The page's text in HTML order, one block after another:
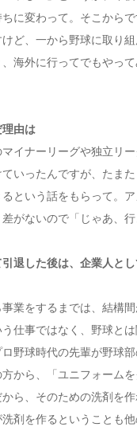
に変わって。そこから
ど、一から野球に取り
海外に行ってでもやっ
由は
イナーリーグや独立リ
ていったんですが、たま
という話をもらって。
がないので「じゃあ、行
退した後は、企業人とし
業をするまでは、結構間
仕事ではなく、野球と
野球時代の先輩が野球
から、「ユニフォーム
ら、そのための洗剤を
剤を作るということも